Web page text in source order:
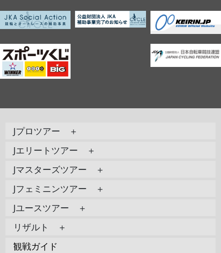
Jプロツアー ＋
Jエリートツアー ＋
Jマスターズツアー ＋
Jフェミニンツアー ＋
Jユースツアー ＋
リザルト ＋
観戦ガイド